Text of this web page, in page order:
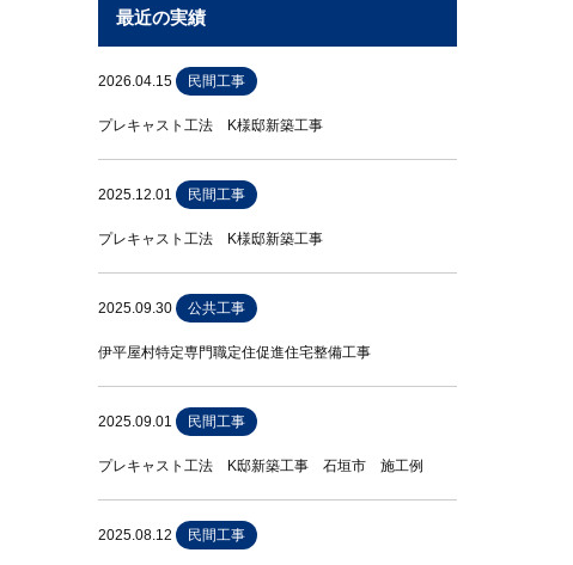
最近の実績
2026.04.15 民間工事
プレキャスト工法 K様邸新築工事
2025.12.01 民間工事
プレキャスト工法 K様邸新築工事
2025.09.30 公共工事
伊平屋村特定専門職定住促進住宅整備工事
2025.09.01 民間工事
プレキャスト工法 K邸新築工事 石垣市 施工例
2025.08.12 民間工事